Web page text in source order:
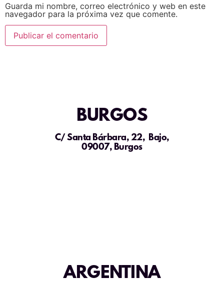
Guarda mi nombre, correo electrónico y web en este
navegador para la próxima vez que comente.
BURGOS
C/ Santa Bárbara, 22, Bajo,
09007, Burgos
ARGENTINA